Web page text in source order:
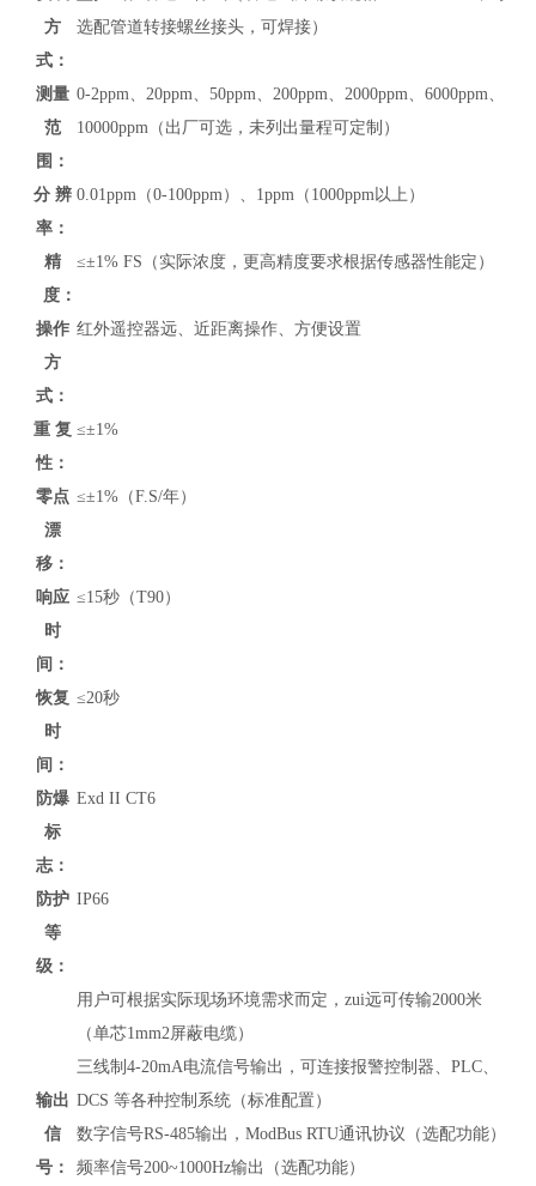
方
式：
选配管道转接螺丝接头，可焊接）
测量
范
围：
0-2ppm、20ppm、50ppm、200ppm、2000ppm、6000ppm、
10000ppm （ 出厂可选，未列出量程可定制）
分 辨
率：
0.01ppm（0-100ppm）、1ppm（1000ppm以上）
精
度：
≤±1% FS（实际浓度，更高精度要求根据传感器性能定）
操作
方
式：
红外遥控器远、近距离操作、方便设置
重 复
性：
≤±1%
零点
漂
移：
≤±1%（F.S/年）
响应
时
间：
≤15秒（T90）
恢复
时
间：
≤20秒
防爆
标
志：
Exd II CT6
防护
等
级：
IP66
输出
信
号：
用户可根据实际现场环境需求而定，zui远可传输2000米
（单芯1mm2屏蔽电缆）
三线制4-20mA电流信号输出，可连接报警控制器、PLC、
DCS 等各种控制系统（标准配置）
数字信号RS-485输出， ModBus RTU通讯协议 （选配功能）
频率信号200~1000Hz输出（选配功能）